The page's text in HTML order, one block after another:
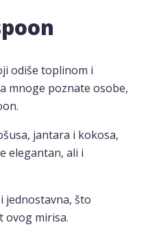
odiše toplinom i
mnoge poznate osobe,
jantara i kokosa,
elegantan, ali i
jednostavna, što
ovog mirisa.